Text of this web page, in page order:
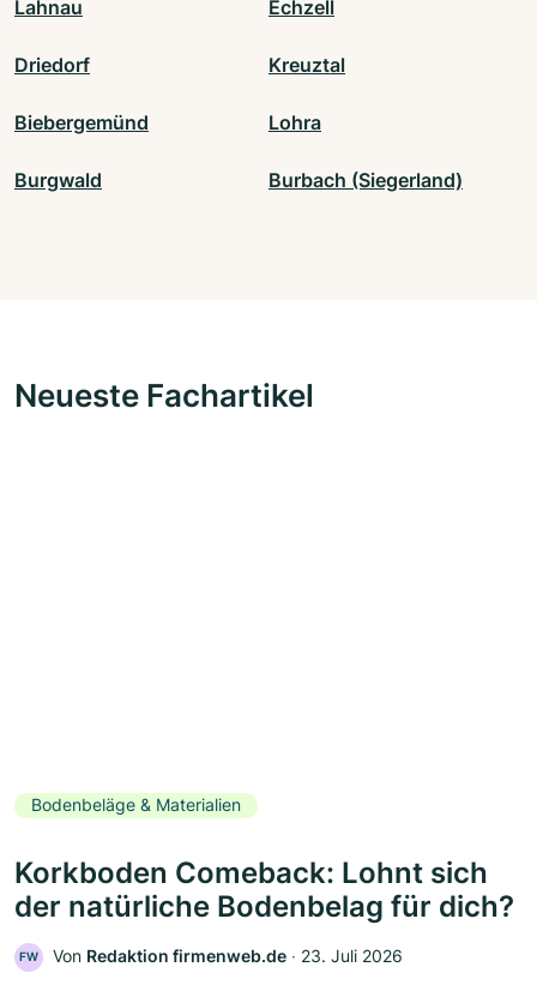
Lahnau Echzell
Driedorf Kreuztal
Biebergemünd Lohra
Burgwald Burbach (Siegerland)
Neueste Fachartikel
Bodenbeläge & Materialien
Korkboden Comeback: Lohnt sich
der natürliche Bodenbelag für dich?
FW Von Redaktion firmenweb.de ‧ 23. Juli 2026